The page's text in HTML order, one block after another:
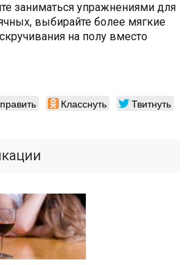
заниматься упражнениями для
выбирайте более мягкие
на полу вместо
Класснуть Твитнуть